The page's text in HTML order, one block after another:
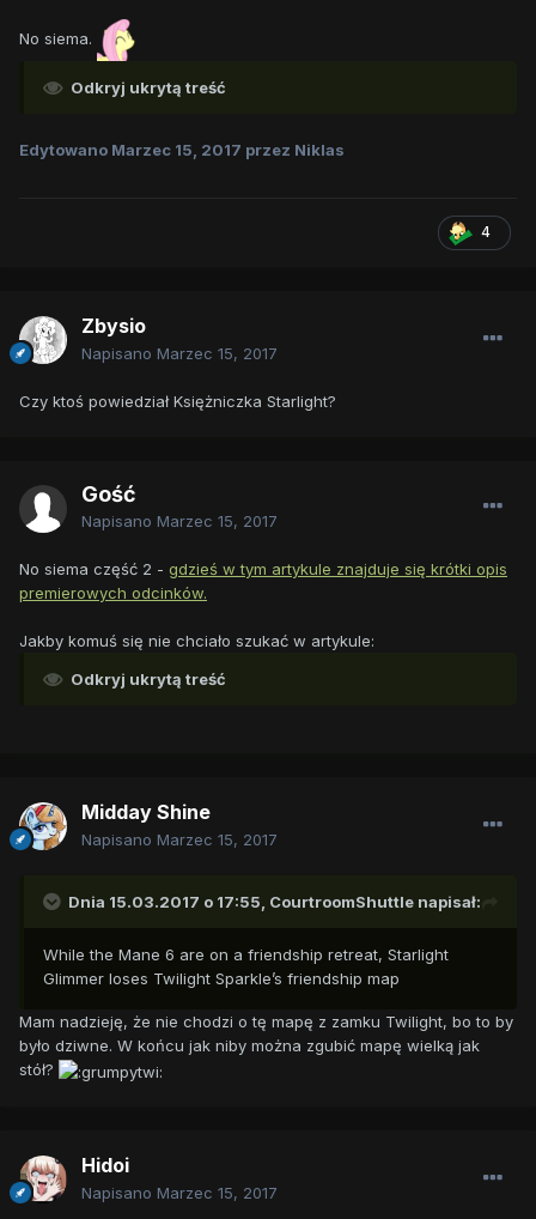
No siema.
Odkryj ukrytą treść
Edytowano Marzec 15, 2017 przez Niklas
4
Zbysio
Napisano Marzec 15, 2017
Czy ktoś powiedział Księżniczka Starlight?
Gość
Napisano Marzec 15, 2017
No siema część 2 - gdzieś w tym artykule znajduje się krótki opis
premierowych odcinków.
Jakby komuś się nie chciało szukać w artykule:
Odkryj ukrytą treść
Midday Shine
Napisano Marzec 15, 2017
Dnia 15.03.2017 o 17:55, CourtroomShuttle napisał:
While the Mane 6 are on a friendship retreat, Starlight
Glimmer loses Twilight Sparkle’s friendship map
Mam nadzieję, że nie chodzi o tę mapę z zamku Twilight, bo to by
było dziwne. W końcu jak niby można zgubić mapę wielką jak
stół?
Hidoi
Napisano Marzec 15, 2017